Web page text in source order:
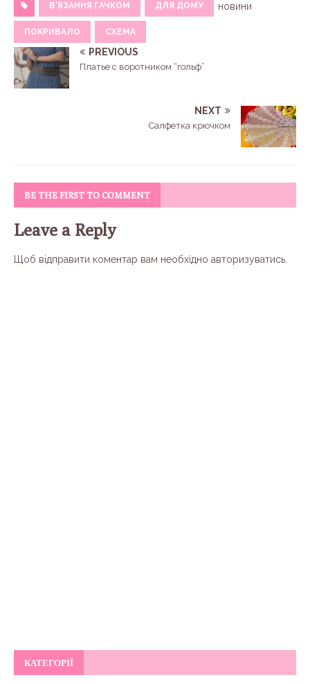
В'ЯЗАННЯ ГАЧКОМ ДЛЯ ДОМУ
ПОКРИВАЛО СХЕМА
новини
PREVIOUS
Платье с воротником “гольф”
NEXT
Салфетка крючком
BE THE FIRST TO COMMENT
Leave a Reply
Щоб відправити коментар вам необхідно авторизуватись
КАТЕГОРІЇ